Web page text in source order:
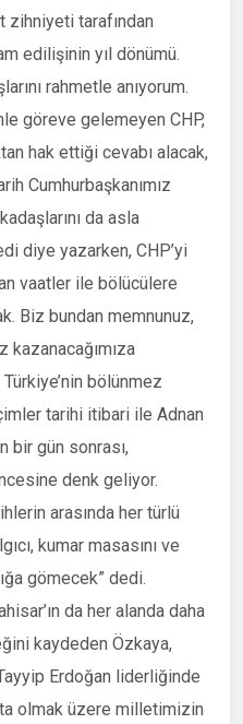
zihniyeti tarafından
edilişinin yıl dönümü.
rahmetle anıyorum.
göreve gelemeyen CHP,
hak ettiği cevabı alacak,
Cumhurbaşkanımız
da asla
diye yazarken, CHP’yi
vaatler ile bölücülere
Biz bundan memnunuz,
kazanacağımıza
bölünmez
tarihi itibari ile Adnan
bir gün sonrası,
denk geliyor.
arasında her türlü
kumar masasını ve
gömecek” dedi.
da her alanda daha
kaydeden Özkaya,
Erdoğan liderliğinde
olmak üzere milletimizin